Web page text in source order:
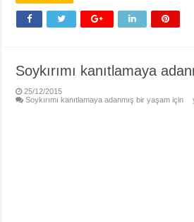
Soykırımı kanıtlamaya
25/12/2015
Soykırımı kanıtlamaya adanmış bir yaşam için